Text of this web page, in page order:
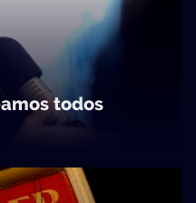
todos